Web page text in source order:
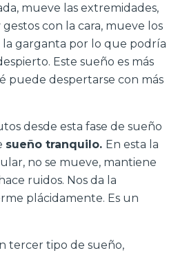
mueve las extremidades,
con la cara, mueve los
la garganta por lo que podría
Este sueño es más
puede despertarse con más
desde esta fase de sueño
sueño tranquilo. En esta la
no se mueve, mantiene
ruidos. Nos da la
plácidamente. Es un
tercer tipo de sueño,